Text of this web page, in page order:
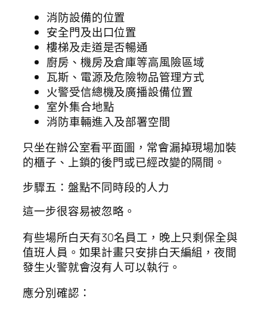
消防設備的位置
安全門及出口位置
樓梯及走道是否暢通
廚房、機房及倉庫等高風險區域
瓦斯、電源及危險物品管理方式
火警受信總機及廣播設備位置
室外集合地點
消防車輛進入及部署空間
只坐在辦公室看平面圖，常會漏掉現場加裝
的櫃子、上鎖的後門或已經改變的隔間。
步驟五：盤點不同時段的人力
這一步很容易被忽略。
有些場所白天有30名員工，晚上只剩保全與
值班人員。如果計畫只安排白天編組，夜間
發生火警就會沒有人可以執行。
應分別確認：